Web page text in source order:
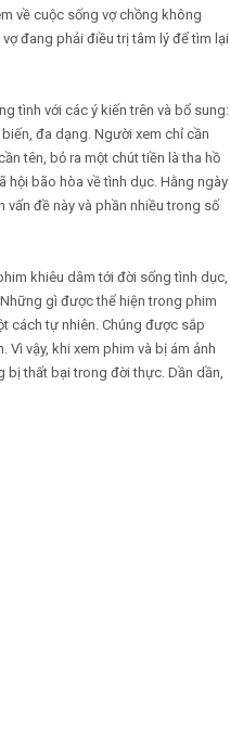
về cuộc sống vợ chồng không
đang phải điều trị tâm lý để tìm lại
tình với các ý kiến trên và bổ sung:
đa dạng. Người xem chỉ cần
tên, bỏ ra một chút tiền là tha hồ
hội bão hòa về tình dục. Hằng ngày
đề này và phần nhiều trong số
khiêu dâm tới đời sống tình dục,
gì được thể hiện trong phim
cách tự nhiên. Chúng được sắp
vậy, khi xem phim và bị ám ảnh
bị thất bại trong đời thực. Dần dần,